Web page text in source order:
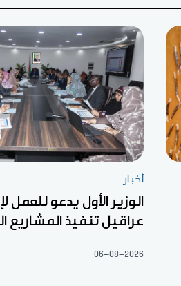
أخبار
الوزير الأول يدعو للعمل
عراقيل تنفيذ المشاريع
06-08-2026